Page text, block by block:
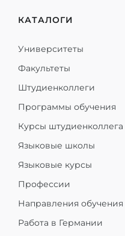
КАТАЛОГИ
Университеты
Факультеты
Штудиенколлеги
Программы обучения
Курсы штудиенколлега
Языковые школы
Языковые курсы
Профессии
Направления обучения
Работа в Германии